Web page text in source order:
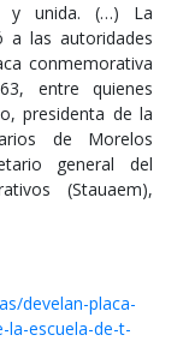
y unida. (…) La
a las autoridades
conmemorativa
entre quienes
presidenta de la
de Morelos
general del
(Stauaem),
develan-placa-
la-escuela-de-t-